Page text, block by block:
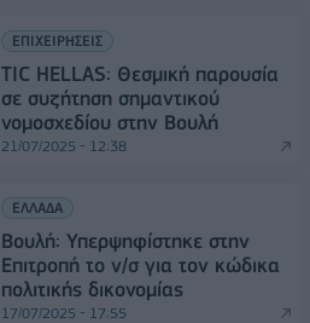
ΕΠΙΧΕΙΡΗΣΕΙΣ
TIC HELLAS: Θεσμική παρουσία
σε συζήτηση σημαντικού
νομοσχεδίου στην Βουλή
21/07/2025 - 12:38
ΕΛΛΑΔΑ
Βουλή: Υπερψηφίστηκε στην
Επιτροπή το ν/σ για τον κώδικα
πολιτικής δικονομίας
17/07/2025 - 17:55